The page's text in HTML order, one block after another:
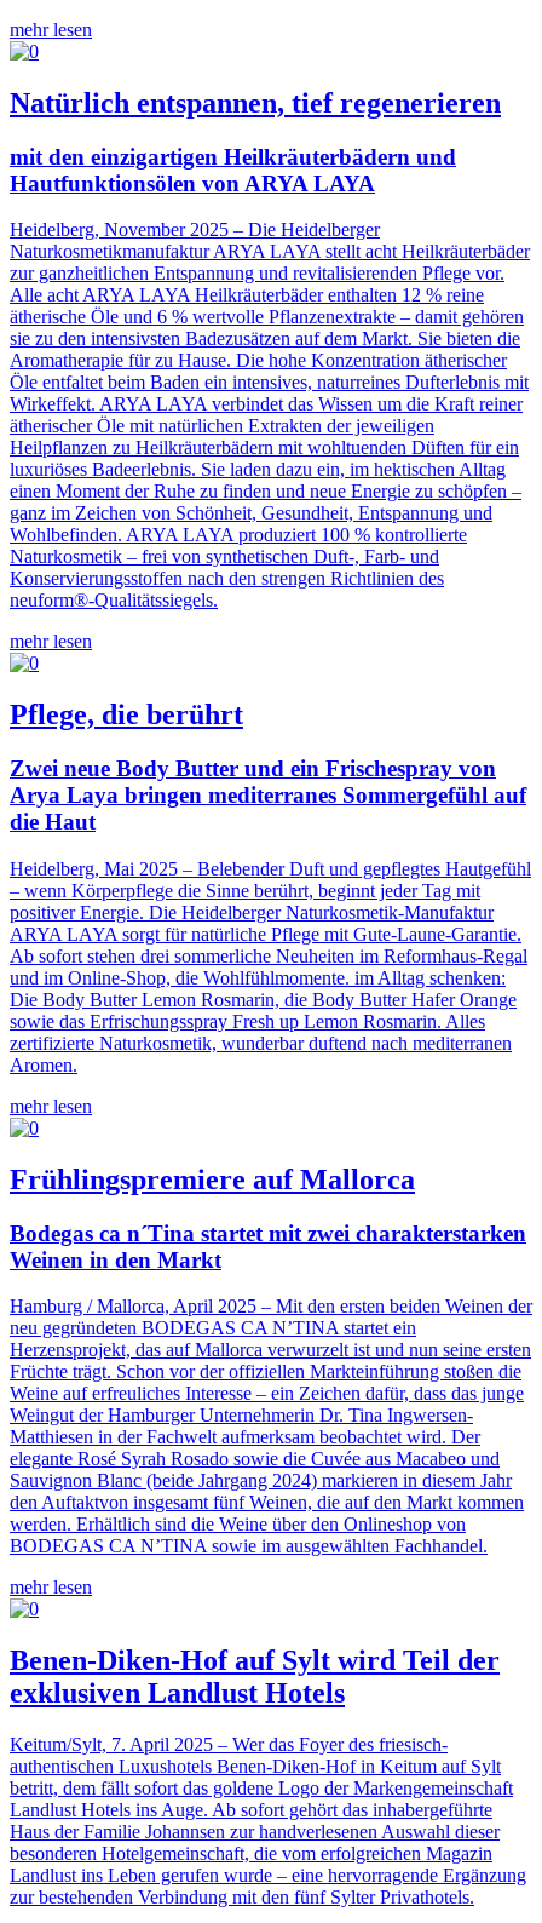
mehr lesen
Natürlich entspannen, tief regenerieren
mit den einzigartigen Heilkräuterbädern und
Hautfunktionsölen von ARYA LAYA
Heidelberg, November 2025 – Die Heidelberger
Naturkosmetikmanufaktur ARYA LAYA stellt acht Heilkräuterbäder
zur ganzheitlichen Entspannung und revitalisierenden Pflege vor.
Alle acht ARYA LAYA Heilkräuterbäder enthalten 12 % reine
ätherische Öle und 6 % wertvolle Pflanzenextrakte – damit gehören
sie zu den intensivsten Badezusätzen auf dem Markt. Sie bieten die
Aromatherapie für zu Hause. Die hohe Konzentration ätherischer
Öle entfaltet beim Baden ein intensives, naturreines Dufterlebnis mit
Wirkeffekt. ARYA LAYA verbindet das Wissen um die Kraft reiner
ätherischer Öle mit natürlichen Extrakten der jeweiligen
Heilpflanzen zu Heilkräuterbädern mit wohltuenden Düften für ein
luxuriöses Badeerlebnis. Sie laden dazu ein, im hektischen Alltag
einen Moment der Ruhe zu finden und neue Energie zu schöpfen –
ganz im Zeichen von Schönheit, Gesundheit, Entspannung und
Wohlbefinden. ARYA LAYA produziert 100 % kontrollierte
Naturkosmetik – frei von synthetischen Duft-, Farb- und
Konservierungsstoffen nach den strengen Richtlinien des
neuform®-Qualitätssiegels.
mehr lesen
Pflege, die berührt
Zwei neue Body Butter und ein Frischespray von
Arya Laya bringen mediterranes Sommergefühl auf
die Haut
Heidelberg, Mai 2025 – Belebender Duft und gepflegtes Hautgefühl
– wenn Körperpflege die Sinne berührt, beginnt jeder Tag mit
positiver Energie. Die Heidelberger Naturkosmetik-Manufaktur
ARYA LAYA sorgt für natürliche Pflege mit Gute-Laune-Garantie.
Ab sofort stehen drei sommerliche Neuheiten im Reformhaus-Regal
und im Online-Shop, die Wohlfühlmomente. im Alltag schenken:
Die Body Butter Lemon Rosmarin, die Body Butter Hafer Orange
sowie das Erfrischungsspray Fresh up Lemon Rosmarin. Alles
zertifizierte Naturkosmetik, wunderbar duftend nach mediterranen
Aromen.
mehr lesen
Frühlingspremiere auf Mallorca
Bodegas ca n´Tina startet mit zwei charakterstarken
Weinen in den Markt
Hamburg / Mallorca, April 2025 – Mit den ersten beiden Weinen der
neu gegründeten BODEGAS CA N’TINA startet ein
Herzensprojekt, das auf Mallorca verwurzelt ist und nun seine ersten
Früchte trägt. Schon vor der offiziellen Markteinführung stoßen die
Weine auf erfreuliches Interesse – ein Zeichen dafür, dass das junge
Weingut der Hamburger Unternehmerin Dr. Tina Ingwersen-
Matthiesen in der Fachwelt aufmerksam beobachtet wird. Der
elegante Rosé Syrah Rosado sowie die Cuvée aus Macabeo und
Sauvignon Blanc (beide Jahrgang 2024) markieren in diesem Jahr
den Auftaktvon insgesamt fünf Weinen, die auf den Markt kommen
werden. Erhältlich sind die Weine über den Onlineshop von
BODEGAS CA N’TINA sowie im ausgewählten Fachhandel.
mehr lesen
Benen-Diken-Hof auf Sylt wird Teil der
exklusiven Landlust Hotels
Keitum/Sylt, 7. April 2025 – Wer das Foyer des friesisch-
authentischen Luxushotels Benen-Diken-Hof in Keitum auf Sylt
betritt, dem fällt sofort das goldene Logo der Markengemeinschaft
Landlust Hotels ins Auge. Ab sofort gehört das inhabergeführte
Haus der Familie Johannsen zur handverlesenen Auswahl dieser
besonderen Hotelgemeinschaft, die vom erfolgreichen Magazin
Landlust ins Leben gerufen wurde – eine hervorragende Ergänzung
zur bestehenden Verbindung mit den fünf Sylter Privathotels.